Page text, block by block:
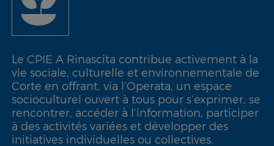
Le CPIE A Rinascita contribue activement à la
vie sociale, culturelle et environnementale de
Corte en offrant, via l’Operata, un espace
socioculturel ouvert à tous pour s’exprimer, se
rencontrer, accéder à l’information, participer
à des activités variées et développer des
initiatives individuelles ou collectives.